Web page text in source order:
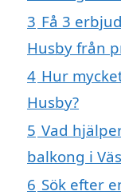
3 Få 3
Husby från
4 Hur
Husby?
5 Vad
balkong i
6 Sök efter